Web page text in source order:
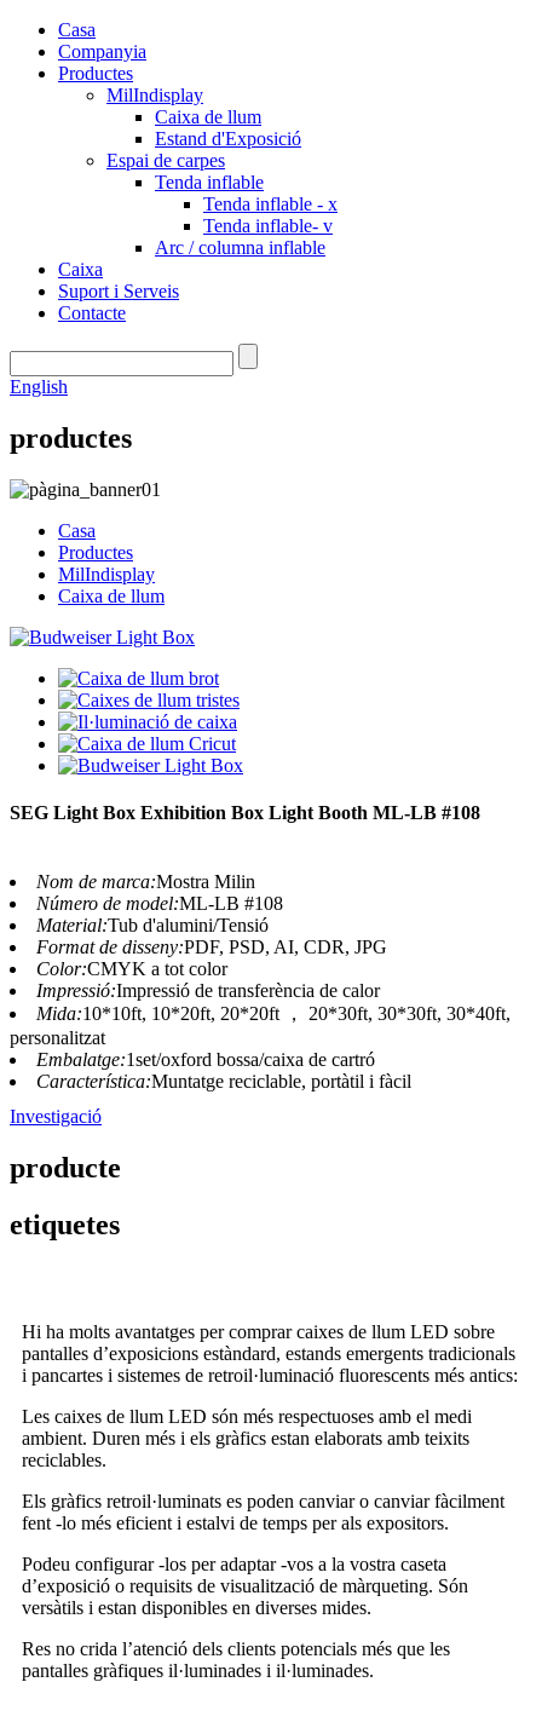
Casa
Companyia
Productes
MilIndisplay
Caixa de llum
Estand d'Exposició
Espai de carpes
Tenda inflable
Tenda inflable - x
Tenda inflable- v
Arc / columna inflable
Caixa
Suport i Serveis
Contacte
English
productes
Casa
Productes
MilIndisplay
Caixa de llum
SEG Light Box Exhibition Box Light Booth ML-LB #108
Nom de marca:Mostra Milin
Número de model:ML-LB #108
Material:Tub d'alumini/Tensió
Format de disseny:PDF, PSD, AI, CDR, JPG
Color:CMYK a tot color
Impressió:Impressió de transferència de calor
Mida:10*10ft, 10*20ft, 20*20ft ， 20*30ft, 30*30ft, 30*40ft,
personalitzat
Embalatge:1set/oxford bossa/caixa de cartró
Característica:Muntatge reciclable, portàtil i fàcil
Investigació
producte
etiquetes
Hi ha molts avantatges per comprar caixes de llum LED sobre
pantalles d’exposicions estàndard, estands emergents tradicionals
i pancartes i sistemes de retroil·luminació fluorescents més antics:
Les caixes de llum LED són més respectuoses amb el medi
ambient. Duren més i els gràfics estan elaborats amb teixits
reciclables.
Els gràfics retroil·luminats es poden canviar o canviar fàcilment
fent -lo més eficient i estalvi de temps per als expositors.
Podeu configurar -los per adaptar -vos a la vostra caseta
d’exposició o requisits de visualització de màrqueting. Són
versàtils i estan disponibles en diverses mides.
Res no crida l’atenció dels clients potencials més que les
pantalles gràfiques il·luminades i il·luminades.